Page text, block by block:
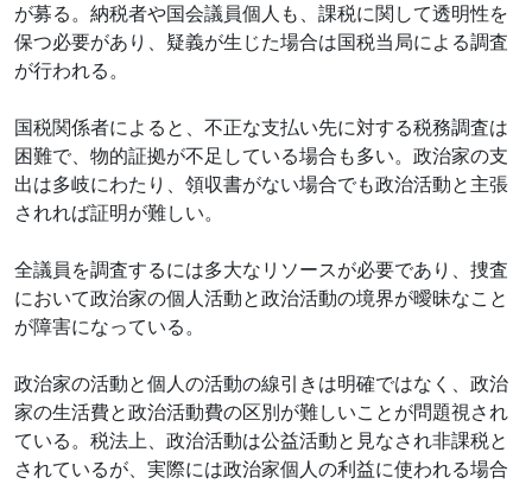
が募る。納税者や国会議員個人も、課税に関して透明性を
保つ必要があり、疑義が生じた場合は国税当局による調査
が行われる。
国税関係者によると、不正な支払い先に対する税務調査は
困難で、物的証拠が不足している場合も多い。政治家の支
出は多岐にわたり、領収書がない場合でも政治活動と主張
されれば証明が難しい。
全議員を調査するには多大なリソースが必要であり、捜査
において政治家の個人活動と政治活動の境界が曖昧なこと
が障害になっている。
政治家の活動と個人の活動の線引きは明確ではなく、政治
家の生活費と政治活動費の区別が難しいことが問題視され
ている。税法上、政治活動は公益活動と見なされ非課税と
されているが、実際には政治家個人の利益に使われる場合